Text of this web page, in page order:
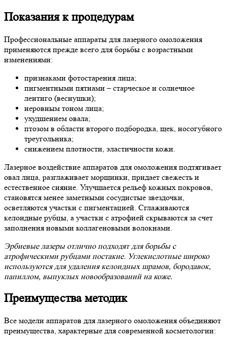
Показания к процедурам
Профессиональные аппараты для лазерного омоложения
применяются прежде всего для борьбы с возрастными
изменениями:
признаками фотостарения лица;
пигментными пятнами – старческое и солнечное
лентиго (веснушки);
неровным тоном лица;
ухудшением овала;
птозом в области второго подбородка, щек, носогубного
треугольника;
снижением плотности, эластичности кожи.
Лазерное воздействие аппаратов для омоложения подтягивает
овал лица, разглаживает морщинки, придает свежесть и
естественное сияние. Улучшается рельеф кожных покровов,
становятся менее заметными сосудистые звездочки,
осветляются участки с пигментацией. Сглаживаются
келоидные рубцы, а участки с атрофией скрываются за счет
заполнения новыми коллагеновыми волокнами.
Эрбиевые лазеры отлично подходят для борьбы с
атрофическими рубцами постакне. Углекислотные широко
используются для удаления келоидных шрамов, бородавок,
папиллом, выпуклых новообразований на коже.
Преимущества методик
Все модели аппаратов для лазерного омоложения объединяют
преимущества, характерные для современной косметологии: